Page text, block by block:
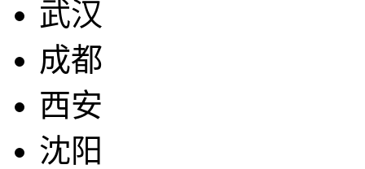
武汉
成都
西安
沈阳